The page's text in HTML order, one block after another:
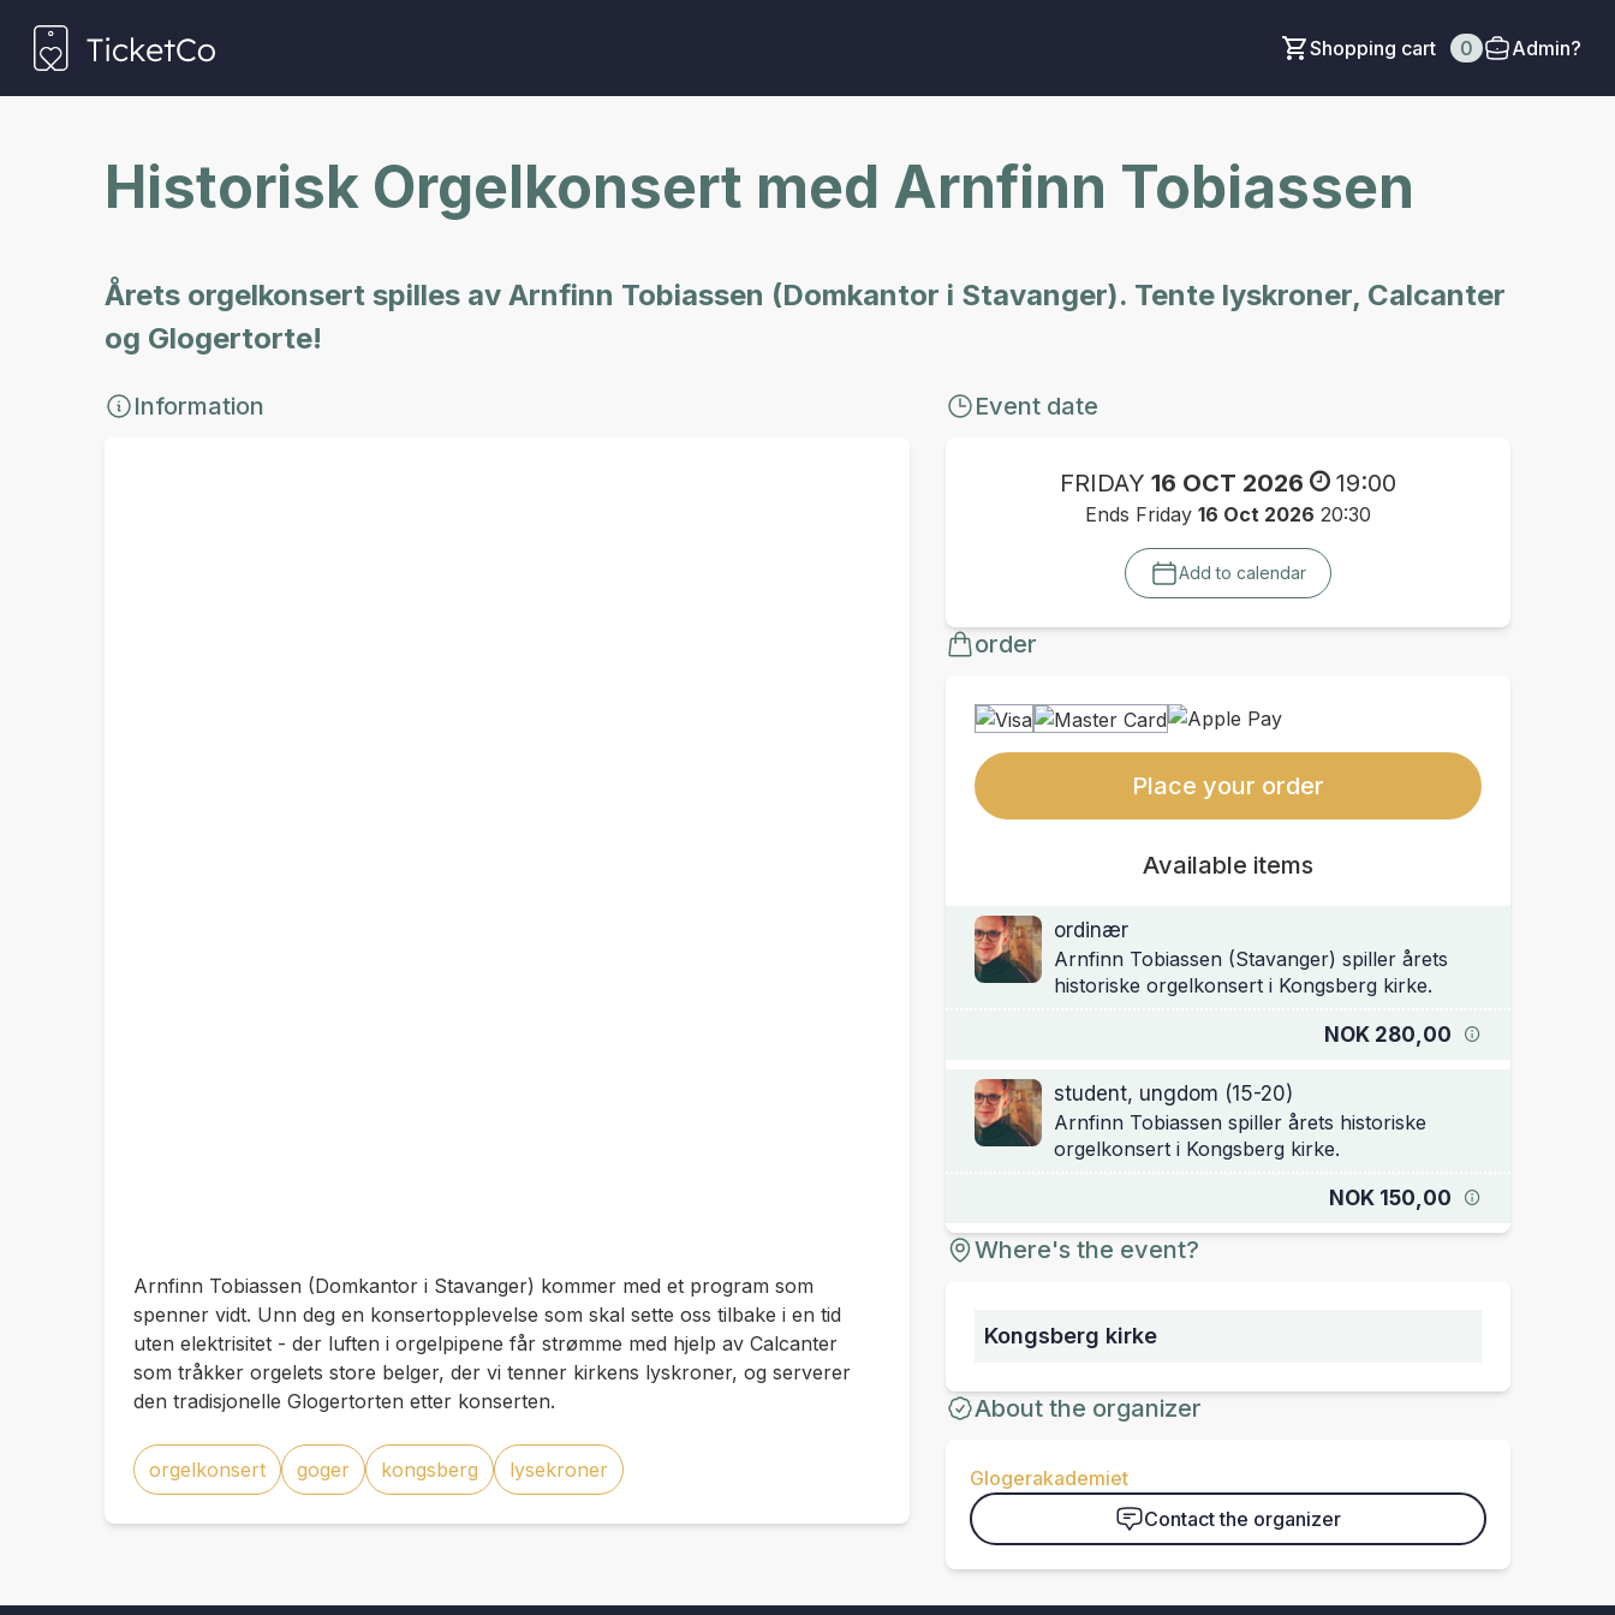
Shopping cart 0 Admin?
Historisk Orgelkonsert med Arnfinn Tobiassen
Årets orgelkonsert spilles av Arnfinn Tobiassen (Domkantor i Stavanger). Tente lyskroner, Calcanter
og Glogertorte!
Information
Arnfinn Tobiassen (Domkantor i Stavanger) kommer med et program som
spenner vidt. Unn deg en konsertopplevelse som skal sette oss tilbake i en tid
uten elektrisitet - der luften i orgelpipene får strømme med hjelp av Calcanter
som tråkker orgelets store belger, der vi tenner kirkens lyskroner, og serverer
den tradisjonelle Glogertorten etter konserten.
orgelkonsert goger kongsberg lysekroner
Event date
FRIDAY 16 OCT 2026 19:00
Ends Friday 16 Oct 2026 20:30
Add to calendar
order
Place your order
Available items
ordinær
Arnfinn Tobiassen (Stavanger) spiller årets
historiske orgelkonsert i Kongsberg kirke.
NOK 280,00
student, ungdom (15-20)
Arnfinn Tobiassen spiller årets historiske
orgelkonsert i Kongsberg kirke.
NOK 150,00
Where's the event?
Kongsberg kirke
About the organizer
Glogerakademiet
Contact the organizer